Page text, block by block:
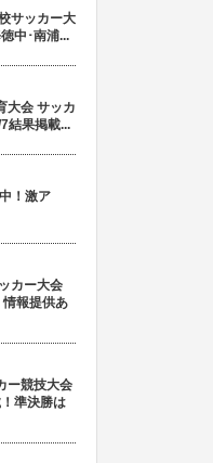
サッカー大
中･南浦...
大会 サッカ
結果掲載...
！激ア
カー大会
情報提供あ
ー競技大会
準決勝は